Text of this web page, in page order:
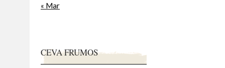
« Mar
CEVA FRUMOS